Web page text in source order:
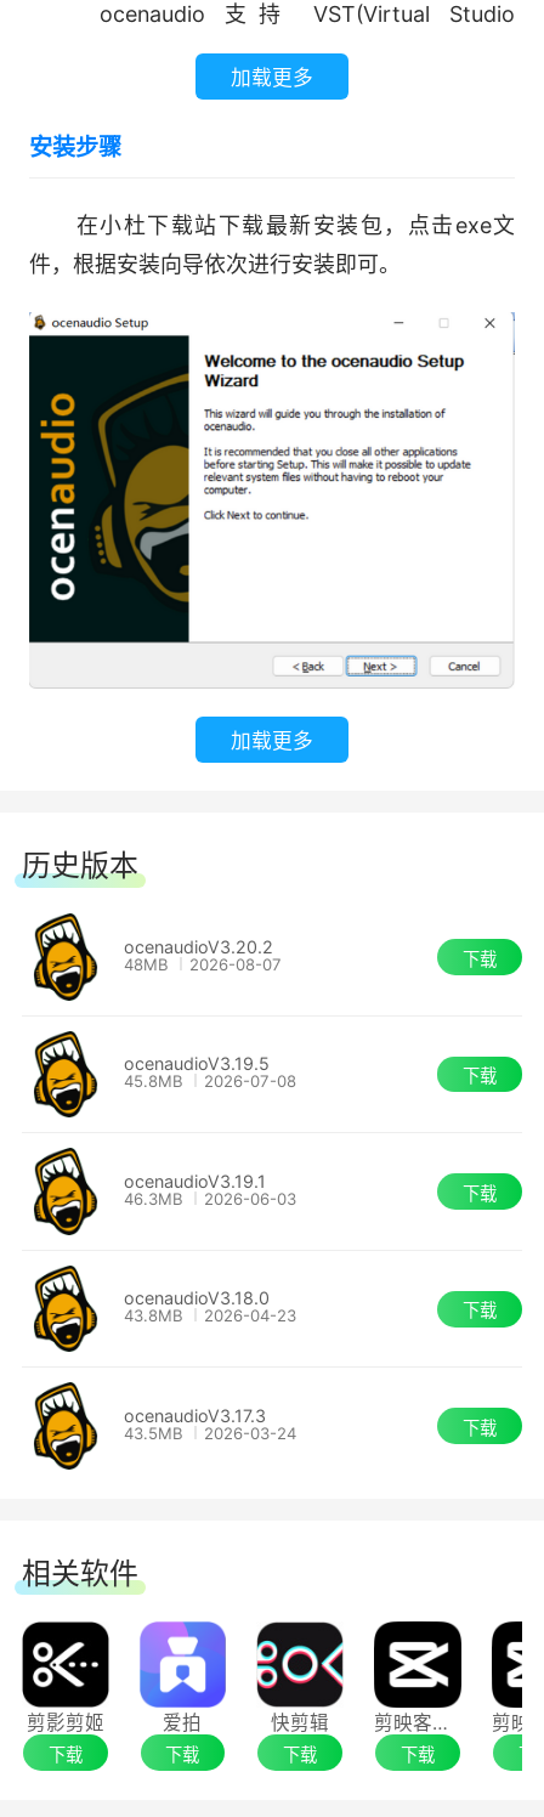
ocenaudio 支持 VST(Virtual Studio
Technology)插件，使用户可以访问众多特效。与
原生效果一样，VST 效果可以使用实时预览来辅助
配置。
应用 EQ，增益和滤波等效果是音频编辑的重
所需结果非常棘手：您必须监听已处理的音频。为
了简化音频效果的配置，ocenaudio 具有实时预览
功能：在调整控件时可以听到处理过的信号。
效果配置窗口还包括所选音频信号的微缩视
图。您可以使用与在主界面上相同的方式导航此微
缩视图，选择您感兴趣的部分并实时聆听效果结
果。
ocenaudio 适用于所有主要操作系统：
性能和与操作系统的无缝集成。所有版本的
ocenaudio 都有一套统一的功能和相同的图形界
面，因此您在一个平台上学到的技能可以用在其他
平台上。
为了协助 ocenaudio 开发，创建了一个名为
Ocen Framework 的强大的音频编辑，分析和操
作工具集。 ocenaudio 也基于 Qt 框架，这是一个
众所周知的跨平台开发库。
4、多种精选版本
为了加速复杂的音频文件编辑，ocenaudio 包
括多选。使用这个神奇的工具，您可以同时选择音
5、高效编辑大文件
程序可以保持文件打开而不会浪费任何计算机的内
存。即使在几个小时的文件中，复制，剪切或粘贴
等常见编辑操作也几乎立即发生。
6、功能齐全的频谱图
加载更多
安装步骤
在小杜下载站下载最新安装包，点击exe文
件，根据安装向导依次进行安装即可。
加载更多
历史版本
ocenaudioV3.20.2
48MB 2026-08-07 下载
ocenaudioV3.19.5
45.8MB 2026-07-08 下载
ocenaudioV3.19.1
46.3MB 2026-06-03 下载
ocenaudioV3.18.0
43.8MB 2026-04-23 下载
ocenaudioV3.17.3
43.5MB 2026-03-24 下载
相关软件
剪影剪姬
下载
爱拍
下载
快剪辑
下载
剪映客户端
下载 下